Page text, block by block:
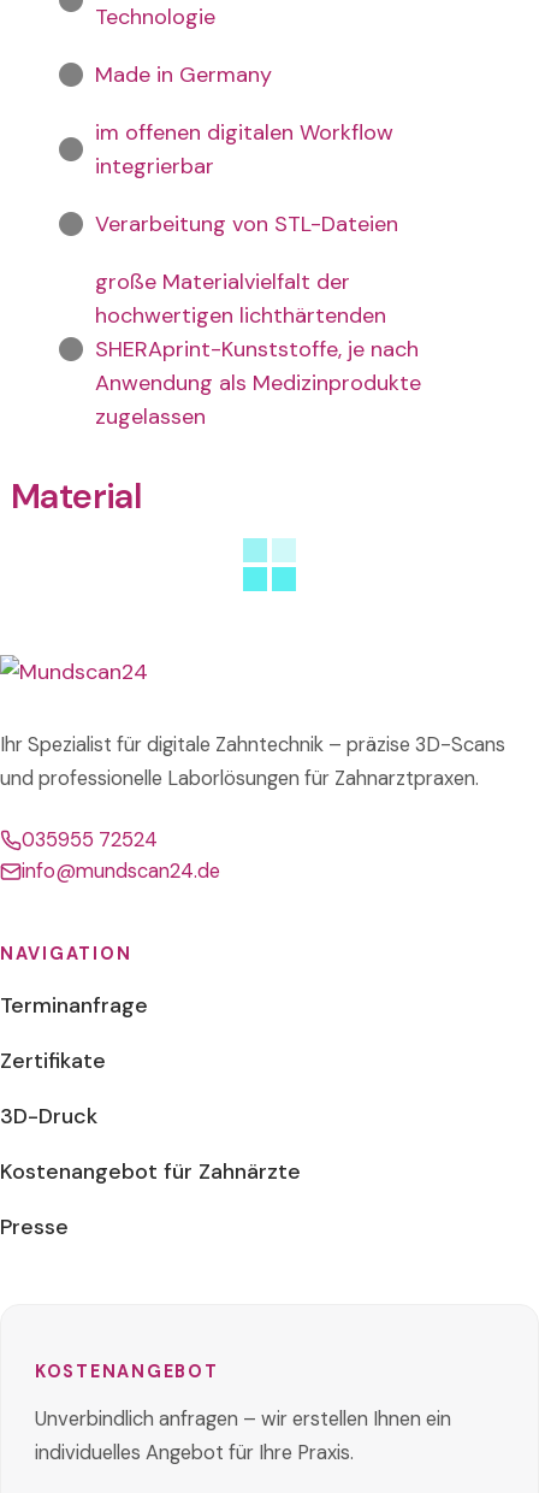
Technologie
Made in Germany
im offenen digitalen Workflow
integrierbar
Verarbeitung von STL-Dateien
große Materialvielfalt der
hochwertigen lichthärtenden
SHERAprint-Kunststoffe, je nach
Anwendung als Medizinprodukte
zugelassen
Material
Ihr Spezialist für digitale Zahntechnik – präzise 3D-Scans
und professionelle Laborlösungen für Zahnarztpraxen.
035955 72524
info@mundscan24.de
NAVIGATION
Terminanfrage
Zertifikate
3D-Druck
Kostenangebot für Zahnärzte
Presse
KOSTENANGEBOT
Unverbindlich anfragen – wir erstellen Ihnen ein
individuelles Angebot für Ihre Praxis.